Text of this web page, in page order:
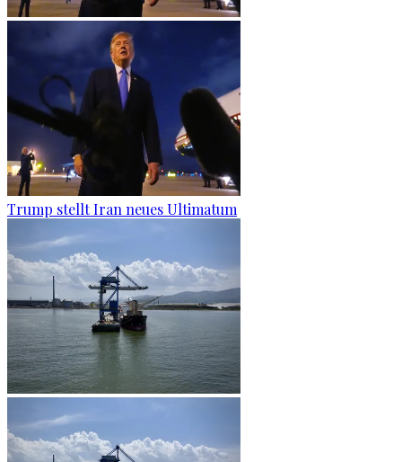
Trump stellt Iran neues Ultimatum